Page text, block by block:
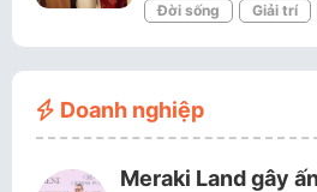
Đời sống Giải trí
Doanh nghiệp
Meraki Land gây